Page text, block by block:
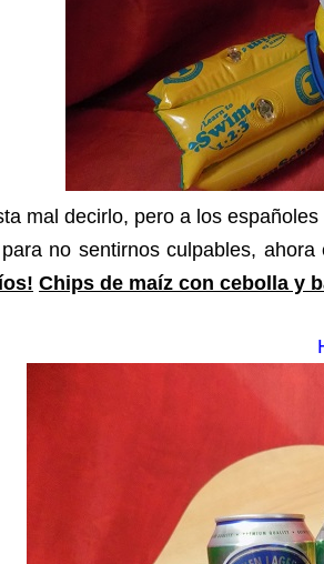
mal decirlo, pero a los
no sentirnos culpables,
Chips de maíz con cebolla y